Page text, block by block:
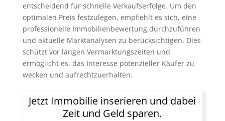
entscheidend für schnelle Verkaufserfolge. Um den
optimalen Preis festzulegen, empfiehlt es sich, eine
professionelle Immobilienbewertung durchzuführen
und aktuelle Marktanalysen zu berücksichtigen. Dies
schützt vor langen Vermarktungszeiten und
ermöglicht es, das Interesse potenzieller Käufer zu
wecken und aufrechtzuerhalten.
Jetzt Immobilie inserieren und dabei
Zeit und Geld sparen.